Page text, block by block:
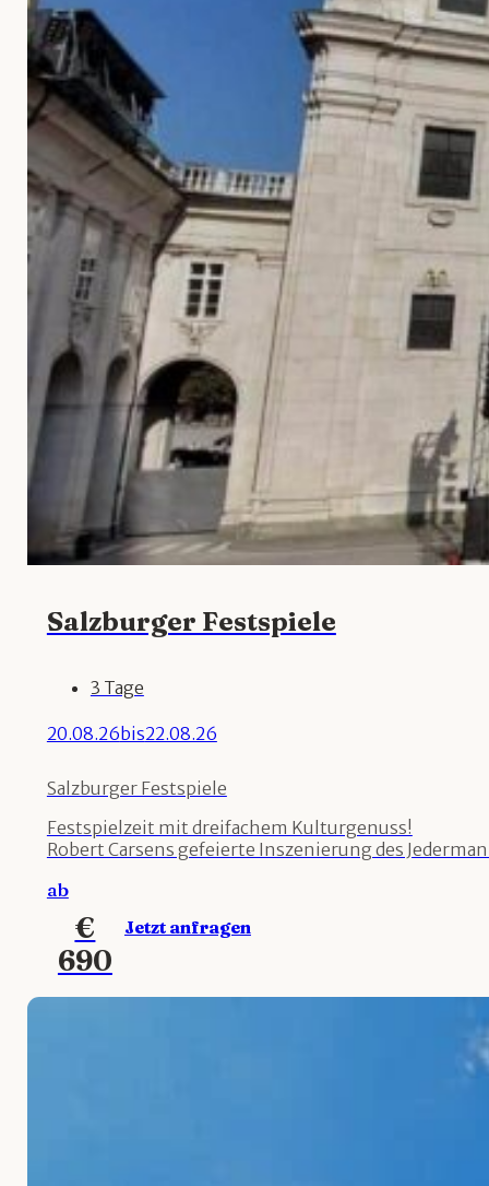
Salzburger Festspiele
3 Tage
20.08.26bis22.08.26
Salzburger Festspiele
Festspielzeit mit dreifachem Kulturgenuss!
Robert Carsens gefeierte Inszenierung des
ab
€
690
Jetzt anfragen